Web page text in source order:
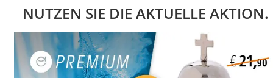
NUTZEN SIE DIE AKTUELLE AKTION.